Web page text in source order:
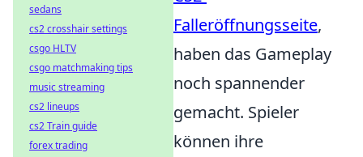
Falleröffnungsseite,
haben das Gameplay
noch spannender
gemacht. Spieler
können ihre
sedans
cs2 crosshair settings
csgo HLTV
csgo matchmaking tips
music streaming
cs2 lineups
cs2 Train guide
forex trading